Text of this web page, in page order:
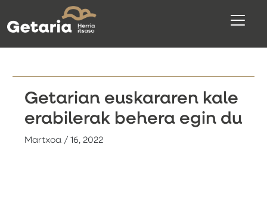
Getarian euskararen kale
erabilerak behera egin du
Martxoa / 16, 2022